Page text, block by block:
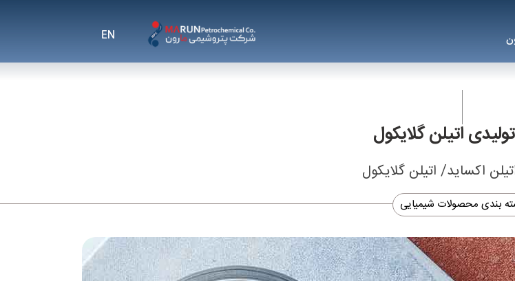
اتیلن گلایکول
بندی محصولات شیمیایی